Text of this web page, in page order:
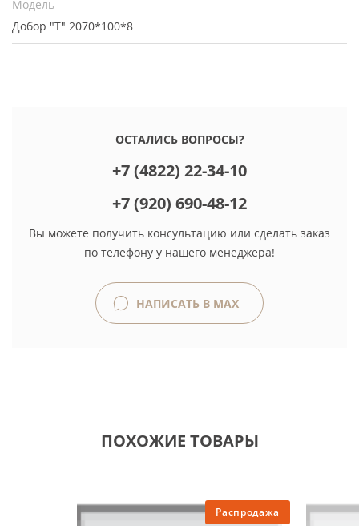
Модель
Добор "Т" 2070*100*8
ОСТАЛИСЬ ВОПРОСЫ?
+7 (4822) 22-34-10
+7 (920) 690-48-12
Вы можете получить консультацию или сделать заказ
по телефону у нашего менеджера!
НАПИСАТЬ В MAX
ПОХОЖИЕ ТОВАРЫ
Распродажа